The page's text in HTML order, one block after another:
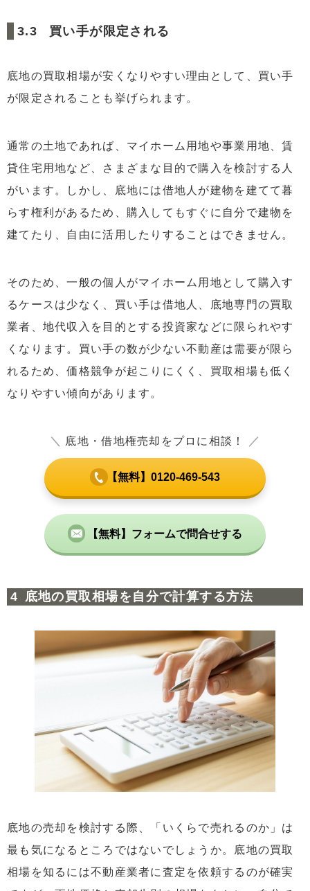
買い手が限定される
底地の買取相場が安くなりやすい理由として、買い手
が限定されることも挙げられます。
通常の土地であれば、マイホーム用地や事業用地、賃
貸住宅用地など、さまざまな目的で購入を検討する人
がいます。しかし、底地には借地人が建物を建てて暮
らす権利があるため、購入してもすぐに自分で建物を
建てたり、自由に活用したりすることはできません。
そのため、一般の個人がマイホーム用地として購入す
るケースは少なく、買い手は借地人、底地専門の買取
業者、地代収入を目的とする投資家などに限られやす
くなります。買い手の数が少ない不動産は需要が限ら
れるため、価格競争が起こりにくく、買取相場も低く
なりやすい傾向があります。
＼ 底地・借地権売却をプロに相談！ ／
【無料】0120-469-543
【無料】フォームで問合せする
底地の買取相場を自分で計算する方法
底地の売却を検討する際、「いくらで売れるのか」は
最も気になるところではないでしょうか。底地の買取
相場を知るには不動産業者に査定を依頼するのが確実